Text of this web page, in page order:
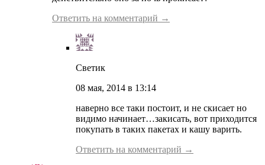
Ответить на комментарий →
Светик
08 мая, 2014 в 13:14
наверно все таки постоит, и не скисает но
видимо начинает…закисать, вот приходится
покупать в таких пакетах и кашу варить.
Ответить на комментарий →